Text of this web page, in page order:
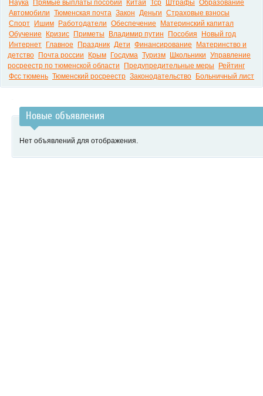
Наука
Прямые выплаты пособий Китай Тср Штрафы Образование
Автомобили Тюменская почта Закон Деньги Страховые взносы
Спорт
Ишим Работодатели Обеспечение
Материнский капитал
Обучение
Кризис Приметы Владимир путин Пособия
Новый год
Интернет
Главное Праздник Дети Финансирование
Материнство и
детство
Почта россии Крым Госдума Туризм Школьники Управление
росреестр по тюменской области
Предупредительные меры
Рейтинг
Фсс тюмень Тюменский росреестр Законодательство Больничный лист
Новые объявления
Нет объявлений для отображения.